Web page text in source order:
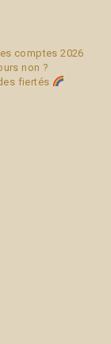
comptes 2026
non ?
fiertés